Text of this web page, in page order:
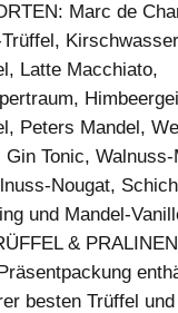
Marc de
Latte Macchiato,
Peters Mandel,
Gin Tonic,
Nougat,
und Mandel-
&
besten Trüffel